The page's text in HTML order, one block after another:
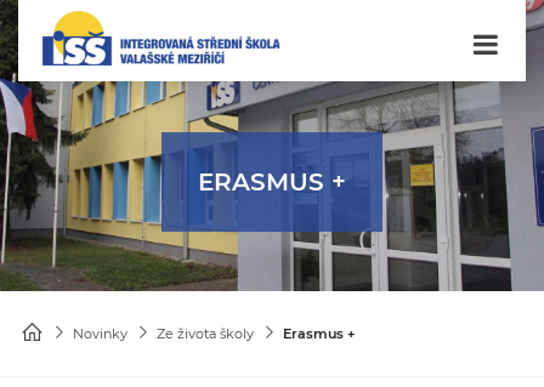
ERASMUS +
Novinky Ze života školy Erasmus +